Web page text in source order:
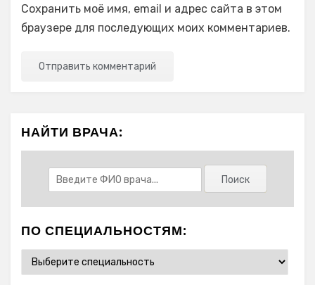
Сохранить моё имя, email и адрес сайта в этом
браузере для последующих моих комментариев.
НАЙТИ ВРАЧА:
ПО СПЕЦИАЛЬНОСТЯМ: